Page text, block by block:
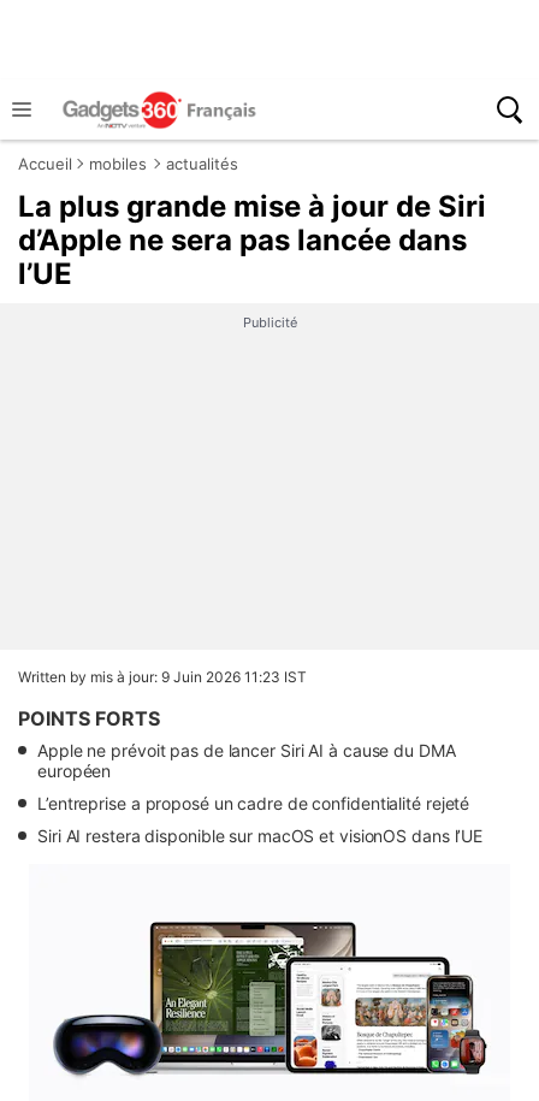
Accueil mobiles actualités
La plus grande mise à jour de Siri
d’Apple ne sera pas lancée dans
l’UE
Publicité
Written by mis à jour: 9 Juin 2026 11:23 IST
POINTS FORTS
Apple ne prévoit pas de lancer Siri AI à cause du DMA
européen
L’entreprise a proposé un cadre de confidentialité rejeté
Siri AI restera disponible sur macOS et visionOS dans l’UE